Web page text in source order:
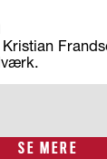
SE MERE